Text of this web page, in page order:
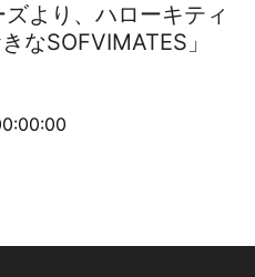
より、ハローキティ
なSOFVIMATES」